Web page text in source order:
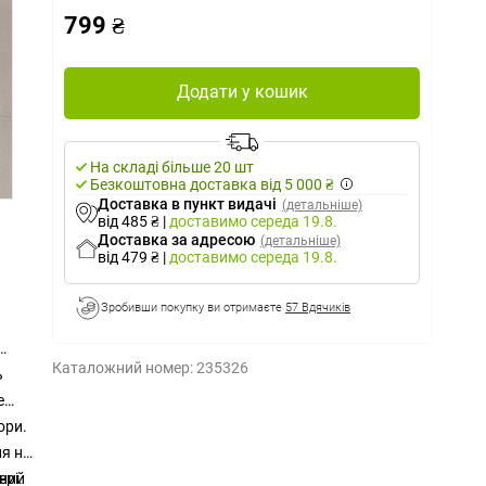
799 ₴
Додати у кошик
На складі більше 20 шт
Безкоштовна доставка від 5 000 ₴
Доставка в пункт видачі (детальніше)
від 485 ₴ | доставимосереда 19.8.
Доставка за адресою (детальніше)
від 479 ₴ | доставимосереда 19.8.
Зробивши покупку ви отримаєте 57 Вдячиків
Каталожний номер:235326
на